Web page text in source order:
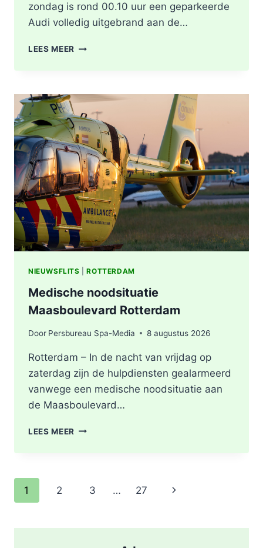
zondag is rond 00.10 uur een geparkeerde
Audi volledig uitgebrand aan de…
LEES MEER AUDI
DE
ESCH
ROTTERDAM:
VERMOEDEN
VAN
BRANDSTICHTING
NIEUWSFLITS |ROTTERDAM
Medische noodsituatie
Maasboulevard Rotterdam
Door Persbureau Spa-Media 8 augustus 2026
Rotterdam – In de nacht van vrijdag op
zaterdag zijn de hulpdiensten gealarmeerd
vanwege een medische noodsituatie aan
de Maasboulevard…
LEES MEER MEDISCHE
Paginanavigatie
1 2 3 … 27
Volgende